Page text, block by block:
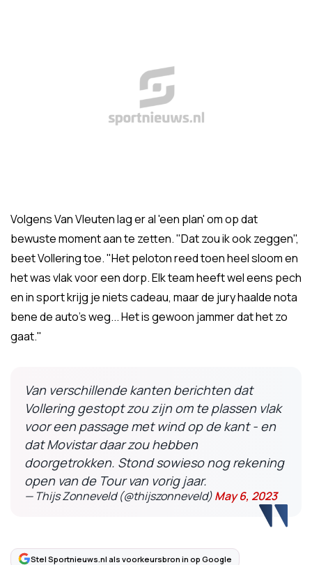
Volgens Van Vleuten lag er al 'een plan' om op dat
bewuste moment aan te zetten. "Dat zou ik ook zeggen",
beet Vollering toe. "Het peloton reed toen heel sloom en
het was vlak voor een dorp. Elk team heeft wel eens pech
en in sport krijg je niets cadeau, maar de jury haalde nota
bene de auto's weg... Het is gewoon jammer dat het zo
gaat."
Van verschillende kanten berichten dat
Vollering gestopt zou zijn om te plassen vlak
voor een passage met wind op de kant - en
dat Movistar daar zou hebben
doorgetrokken. Stond sowieso nog rekening
open van de Tour van vorig jaar.
— Thijs Zonneveld (@thijszonneveld)May 6, 2023
Stel Sportnieuws.nl als voorkeursbron in op Google